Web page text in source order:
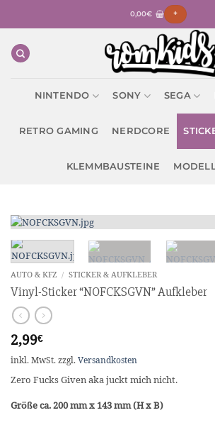
0,00€ +
NINTENDO SONY SEGA
RETRO GAMING NERDCORE
KLEMMBAUSTEINE
AUTO & KFZ / STICKER & AUFKLEBER
Vinyl-Sticker “NOFCKSGVN” Aufkleber
2,99€
inkl. MwSt. zzgl. Versandkosten
Zero Fucks Given aka juckt mich nicht.
Größe ca. 200 mm x 143 mm (H x B)